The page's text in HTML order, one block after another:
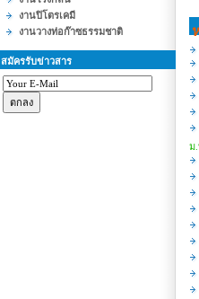
งานปิโตรเคมี
งานวางท่อก๊าซธรรมชาติ
สมัครรับข่าวสาร
ม